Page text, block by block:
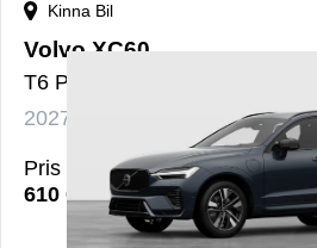
Kinna Bil
Volvo XC60
T6 Plus Dark Nordic Edition
2027
Automat
Pris
610 000 kr